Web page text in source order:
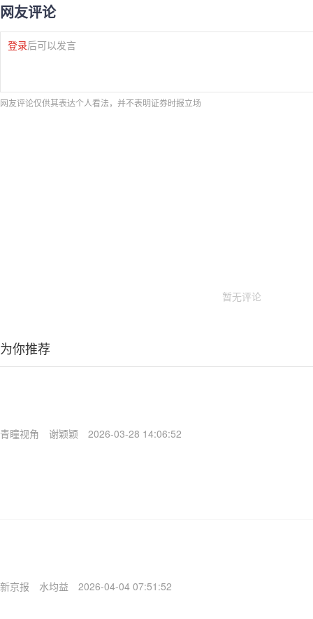
网友评论
登录后可以发言
网友评论仅供其表达个人看法，并不表明证券时报立场
暂无评论
为你推荐
青瞳视角 谢颖颖 2026-03-28 14:06:52
新京报 水均益 2026-04-04 07:51:52